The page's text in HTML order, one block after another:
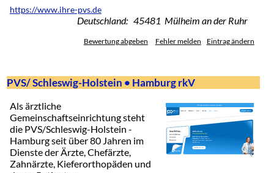
https://www.ihre-pvs.de
Deutschland: 45481 Mülheim an der Ruhr
Bewertung abgeben Fehler melden Eintrag ändern
PVS/ Schleswig-Holstein • Hamburg rkV
Als ärztliche
Gemeinschaftseinrichtung steht
die PVS/Schleswig-Holstein -
Hamburg seit über 80 Jahren im
Dienste der Ärzte, Chefärzte,
Zahnärzte, Kieferorthopäden und